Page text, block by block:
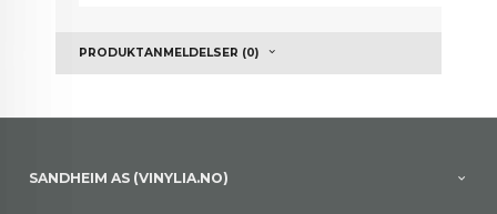
PRODUKTANMELDELSER (0)
SANDHEIM AS (VINYLIA.NO)